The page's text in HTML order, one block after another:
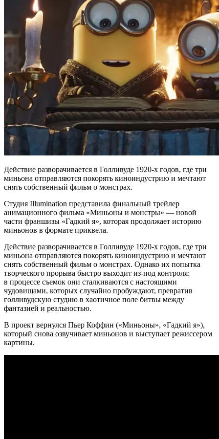
Действие разворачивается в Голливуде 1920-х годов, где три
миньона отправляются покорять киноиндустрию и мечтают
снять собственный фильм о монстрах.
Студия Illumination представила финальный трейлер
анимационного фильма «Миньоны и монстры» — новой
части франшизы «Гадкий я», которая продолжает историю
миньонов в формате приквела.
Действие разворачивается в Голливуде 1920-х годов, где три
миньона отправляются покорять киноиндустрию и мечтают
снять собственный фильм о монстрах. Однако их попытка
творческого прорыва быстро выходит из-под контроля:
в процессе съемок они сталкиваются с настоящими
чудовищами, которых случайно пробуждают, превратив
голливудскую студию в хаотичное поле битвы между
фантазией и реальностью.
В проект вернулся Пьер Коффин («Миньоны», «Гадкий я»),
который снова озвучивает миньонов и выступает режиссером
картины.